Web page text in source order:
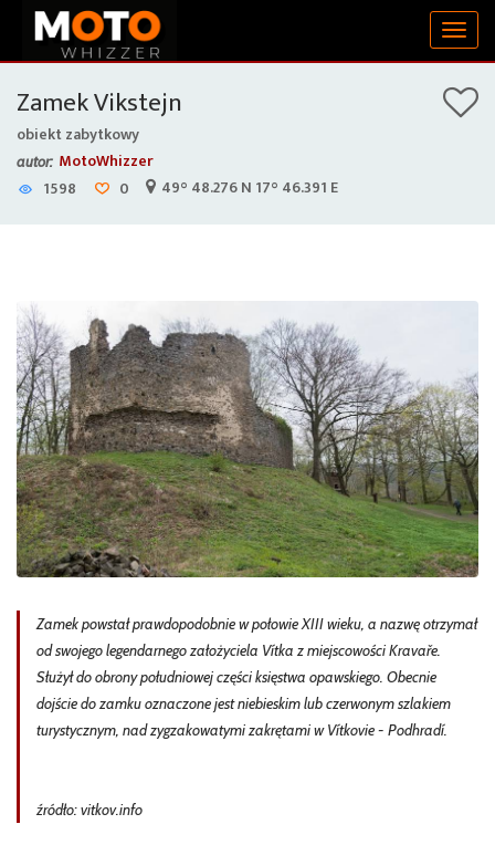
Zamek Vikstejn
obiekt zabytkowy
autor: MotoWhizzer
1598
0 49° 48.276 N 17° 46.391 E
Zamek powstał prawdopodobnie w połowie XIII wieku, a nazwę otrzymał
od swojego legendarnego założyciela Vítka z miejscowości Kravaře.
Służył do obrony południowej części księstwa opawskiego. Obecnie
dojście do zamku oznaczone jest niebieskim lub czerwonym szlakiem
turystycznym, nad zygzakowatymi zakrętami w Vítkovie - Podhradí.
źródło: vitkov.info